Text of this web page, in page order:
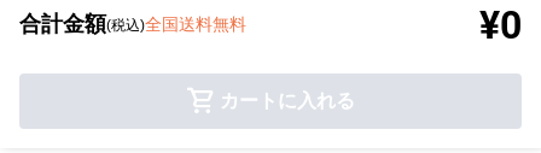
合計金額(税込)全国送料無料 ¥0
カートに入れる